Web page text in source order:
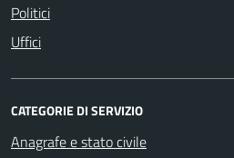
Politici
Uffici
CATEGORIE DI SERVIZIO
Anagrafe e stato civile